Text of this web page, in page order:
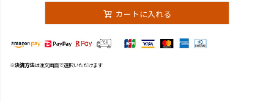
カートに入れる
※決済方法は注文画面で選択いただけます